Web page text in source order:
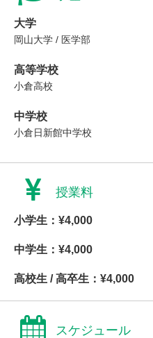
大学
岡山大学 / 医学部
高等学校
小倉高校
中学校
小倉日新館中学校
授業料
小学生：¥4,000
中学生：¥4,000
高校生 / 高卒生：¥4,000
スケジュール